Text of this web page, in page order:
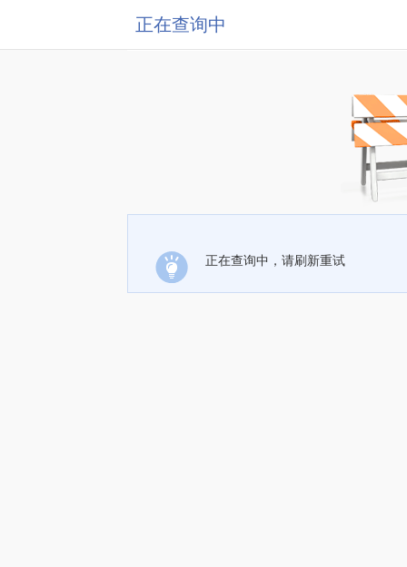
正在查询中
正在查询中，请刷新重试